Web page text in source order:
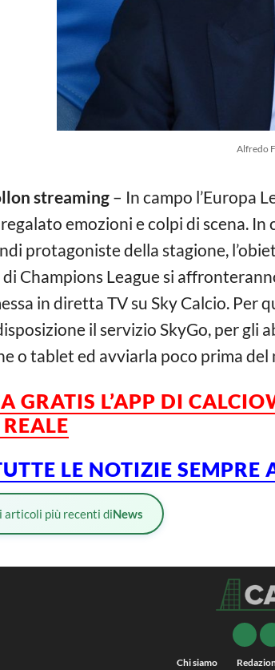
Alfredo
streaming – In campo l’Europa
emozioni e colpi di scena. In
protagoniste della stagione,
Champions League si
in diretta TV su Sky Calcio. Per
il servizio SkyGo, per gli
o tablet ed avviarla poco prima del
GRATIS L’APP DI
LE NOTIZIE
articoli più recenti diNews
Chi siamo